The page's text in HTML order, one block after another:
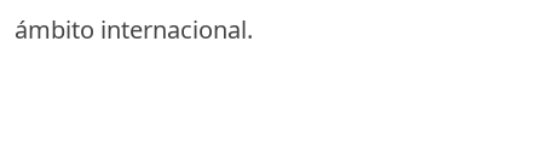
ámbito internacional.